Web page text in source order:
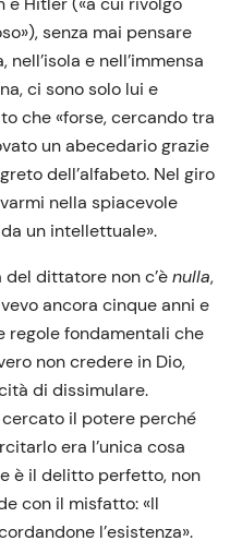
senza mai pensare
nell’isola e nell’immensa
ci sono solo lui e
che «forse, cercando tra
un abecedario grazie
dell’alfabeto. Nel giro
nella spiacevole
un intellettuale».
dittatore non c’ènulla,
ancora cinque anni e
regole fondamentali che
non credere in Dio,
di dissimulare.
il potere perché
era l’unica cosa
è il delitto perfetto, non
con il misfatto: «Il
l’esistenza».